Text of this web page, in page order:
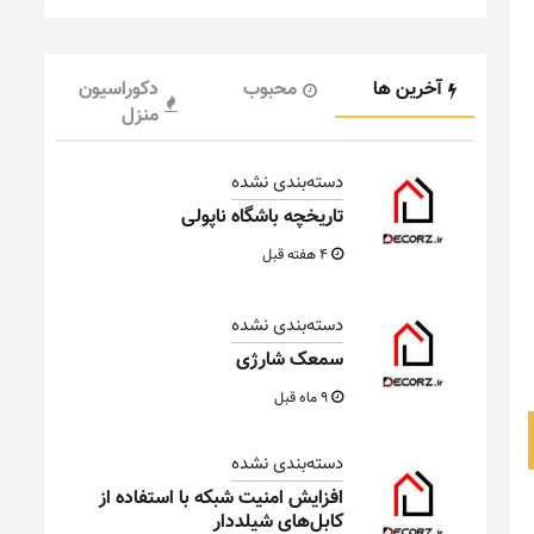
آخرین ها محبوب
دکوراسیون
منزل
دسته‌بندی نشده
تاریخچه باشگاه ناپولی
دسته‌بندی نشده
سمعک شارژی
دسته‌بندی نشده
افزایش امنیت شبکه با استفاده از
کابل‌های شیلددار